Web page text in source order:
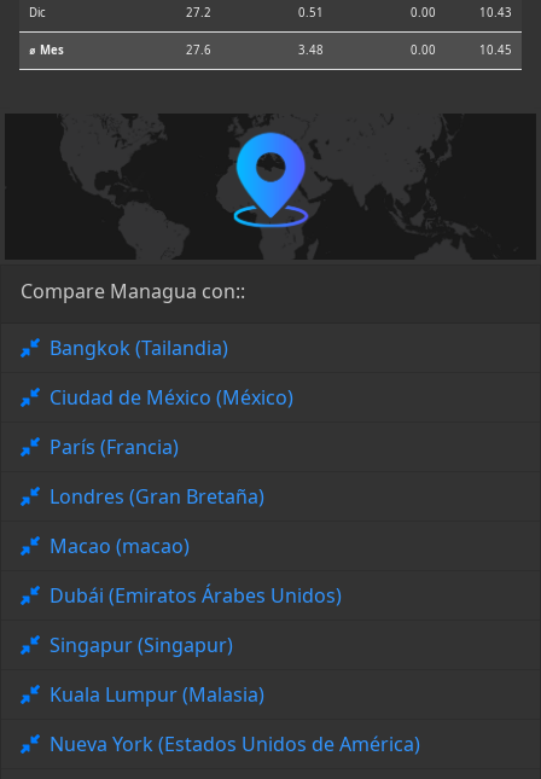
Dic 27.2 0.51 0.00 10.43
⌀ Mes 27.6 3.48 0.00 10.45
Compare Managua con::
Bangkok (Tailandia)
Ciudad de México (México)
París (Francia)
Londres (Gran Bretaña)
Macao (macao)
Dubái (Emiratos Árabes Unidos)
Singapur (Singapur)
Kuala Lumpur (Malasia)
Nueva York (Estados Unidos de América)